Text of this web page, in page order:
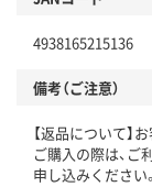
4938165215136
備考（ご注意）
【返品について】
ご購入の際は、ご
申し込みください。